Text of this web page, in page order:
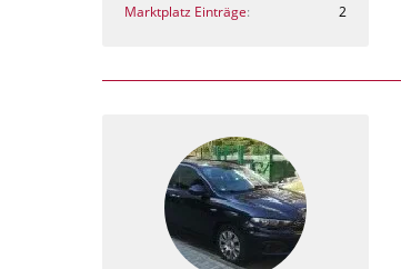
Marktplatz Einträge
2